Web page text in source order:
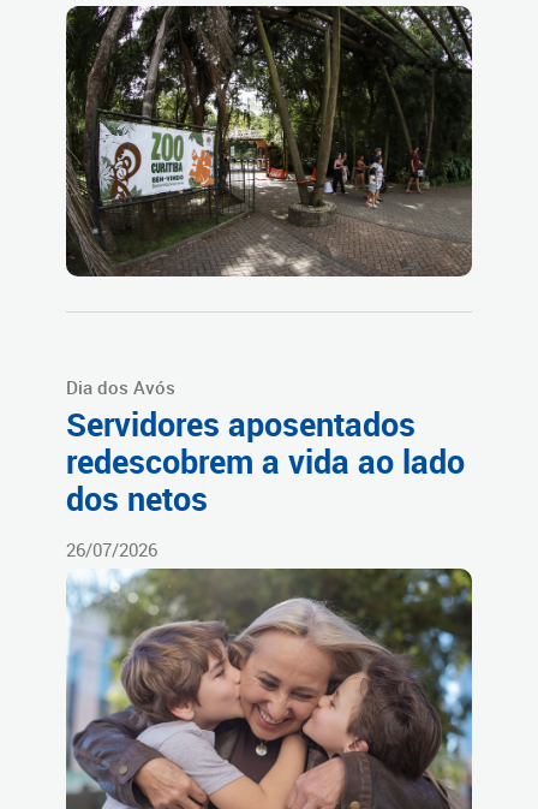
Dia dos Avós
Servidores aposentados
redescobrem a vida ao lado
dos netos
26/07/2026